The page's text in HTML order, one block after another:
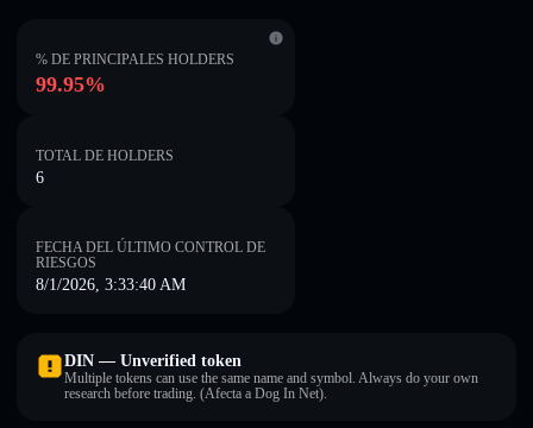
% DE PRINCIPALES HOLDERS
99.95%
TOTAL DE HOLDERS
6
FECHA DEL ÚLTIMO CONTROL DE
RIESGOS
8/1/2026, 3:33:40 AM
DIN — Unverified token
Multiple tokens can use the same name and symbol. Always do your own
research before trading. (Afecta a Dog In Net).